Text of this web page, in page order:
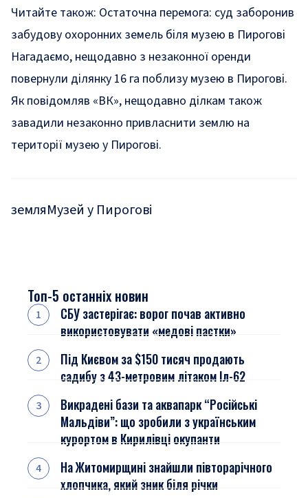
Читайте також: Остаточна перемога: суд заборонив
забудову охоронних земель біля музею в Пирогові
Нагадаємо, нещодавно з незаконної оренди
повернули ділянку 16 га поблизу музею в Пирогові.
Як повідомляв «ВК», нещодавно ділкам також
завадили незаконно привласнити землю на
території музею у Пирогові.
земляМузей у Пирогові
Топ-5 останніх новин
СБУ застерігає: ворог почав активно
використовувати «медові пастки»
Під Києвом за $150 тисяч продають
садибу з 43-метровим літаком Іл-62
Викрадені бази та аквапарк “Російські
Мальдіви”: що зробили з українським
курортом в Кирилівці окупанти
На Житомирщині знайшли півторарічного
хлопчика, який зник біля річки